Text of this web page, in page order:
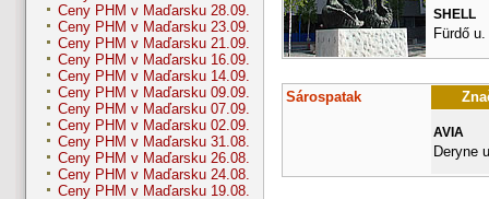
Ceny PHM v Maďarsku 28.09.
Ceny PHM v Maďarsku 23.09.
Ceny PHM v Maďarsku 21.09.
Ceny PHM v Maďarsku 16.09.
Ceny PHM v Maďarsku 14.09.
Ceny PHM v Maďarsku 09.09.
Ceny PHM v Maďarsku 07.09.
Ceny PHM v Maďarsku 02.09.
Ceny PHM v Maďarsku 31.08.
Ceny PHM v Maďarsku 26.08.
Ceny PHM v Maďarsku 24.08.
Ceny PHM v Maďarsku 19.08.
SHELL
Fürdő u.
Sárospatak
AVIA
Deryne